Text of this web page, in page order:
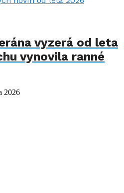
vyzerá od leta
vynovila ranné
2026